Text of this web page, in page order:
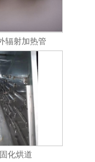
辐射加热管
化烘道